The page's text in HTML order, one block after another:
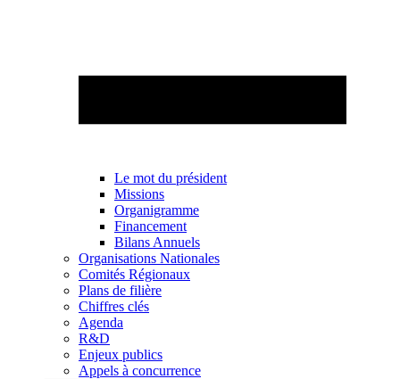
Le mot du président
Missions
Organigramme
Financement
Bilans Annuels
Organisations Nationales
Comités Régionaux
Plans de filière
Chiffres clés
Agenda
R&D
Enjeux publics
Appels à concurrence